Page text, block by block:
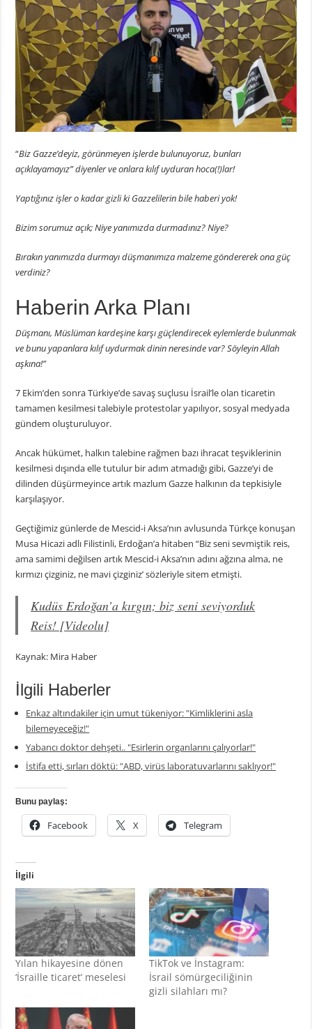
“Biz Gazze’deyiz, görünmeyen işlerde bulunuyoruz, bunları
açıklayamayız” diyenler ve onlara kılıf uyduran hoca(!)lar!
Yaptığınız işler o kadar gizli ki Gazzelilerin bile haberi yok!
Bizim sorumuz açık; Niye yanımızda durmadınız? Niye?
Bırakın yanımızda durmayı düşmanımıza malzeme göndererek ona güç
verdiniz?
Haberin Arka Planı
Düşmanı, Müslüman kardeşine karşı güçlendirecek eylemlerde bulunmak
ve bunu yapanlara kılıf uydurmak dinin neresinde var?Söyleyin Allah
aşkına!”
7 Ekim’den sonra Türkiye’de savaş suçlusu İsrail’le olan ticaretin
tamamen kesilmesi talebiyle protestolar yapılıyor, sosyal medyada
gündem oluşturuluyor.
Ancak hükümet, halkın talebine rağmen bazı ihracat teşviklerinin
kesilmesi dışında elle tutulur bir adım atmadığı gibi, Gazze’yi de
dilinden düşürmeyince artık mazlum Gazze halkının da tepkisiyle
karşılaşıyor.
Geçtiğimiz günlerde de Mescid-i Aksa’nın avlusunda Türkçe konuşan
Musa Hicazi adlı Filistinli, Erdoğan’a hitaben “Biz seni sevmiştik reis,
ama samimi değilsen artık Mescid-i Aksa’nın adını ağzına alma, ne
kırmızı çizginiz, ne mavi çizginiz’ sözleriyle sitem etmişti.
Kudüs Erdoğan’a kırgın; biz seni seviyorduk
Reis! [Videolu]
Kaynak: Mira Haber
İlgili Haberler
Enkaz altındakiler için umut tükeniyor: "Kimliklerini asla
bilemeyeceğiz!"
Yabancı doktor dehşeti.. "Esirlerin organlarını çalıyorlar!"
İstifa etti, sırları döktü: "ABD, virüs laboratuvarlarını saklıyor!"
Bunu paylaş:
Facebook X Telegram
İlgili
Yılan hikayesine dönen
‘İsraille ticaret’ meselesi
TikTok ve İnstagram:
İsrail sömürgeciliğinin
gizli silahları mı?